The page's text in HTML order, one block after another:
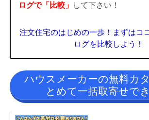
ログで「比較」
して下さい！
注文住宅のはじめの一歩！まずはコ
ログを比較しよう！
ハウスメーカーの無料カ
とめて一括取寄せで